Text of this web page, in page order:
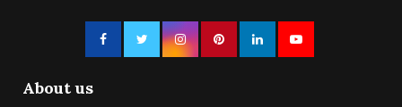
About us